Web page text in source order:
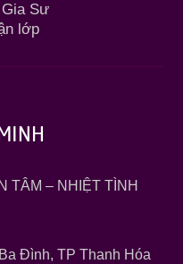
Sư
lớp
TÂM – NHIỆT TÌNH
Đình, TP Thanh Hóa